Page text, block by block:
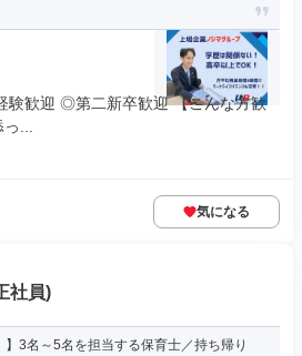
歓迎 ◎第二新卒歓迎 【こんな方歓
...
気になる
社員)
】3名～5名を担当する保育士／持ち帰り